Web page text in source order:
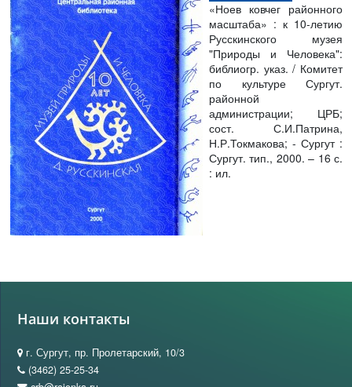
«Ноев ковчег районного
масштаба» : к 10-летию
Русскинского музея
"Природы и Человека":
библиогр. указ. / Комитет
по культуре Сургут.
районной
администрации; ЦРБ;
сост. С.И.Патрина,
Н.Р.Токмакова; - Сургут :
Сургут. тип., 2000. – 16 с.
: ил.
Наши контакты
г. Сургут, пр. Пролетарский, 10/3
(3462) 25-25-34